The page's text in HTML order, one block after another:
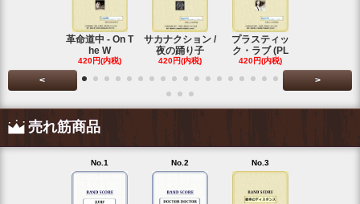
革命道中 - On T
he W
420円(内税)
サカナクション /
夜の踊り子
420円(内税)
プラスティッ
ク・ラブ (PL
420円(内税)
< >
売れ筋商品
No.1 No.2 No.3